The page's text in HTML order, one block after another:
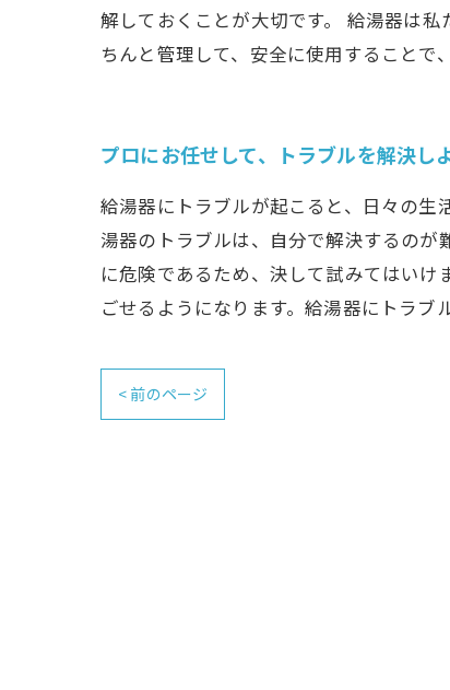
解しておくことが大切です。 給湯器は
ちんと管理して、安全に使用することで
プロにお任せして、トラブルを解決し
給湯器にトラブルが起こると、日々の生
湯器のトラブルは、自分で解決するの
に危険であるため、決して試みてはい
ごせるようになります。給湯器にトラブ
< 前のページ